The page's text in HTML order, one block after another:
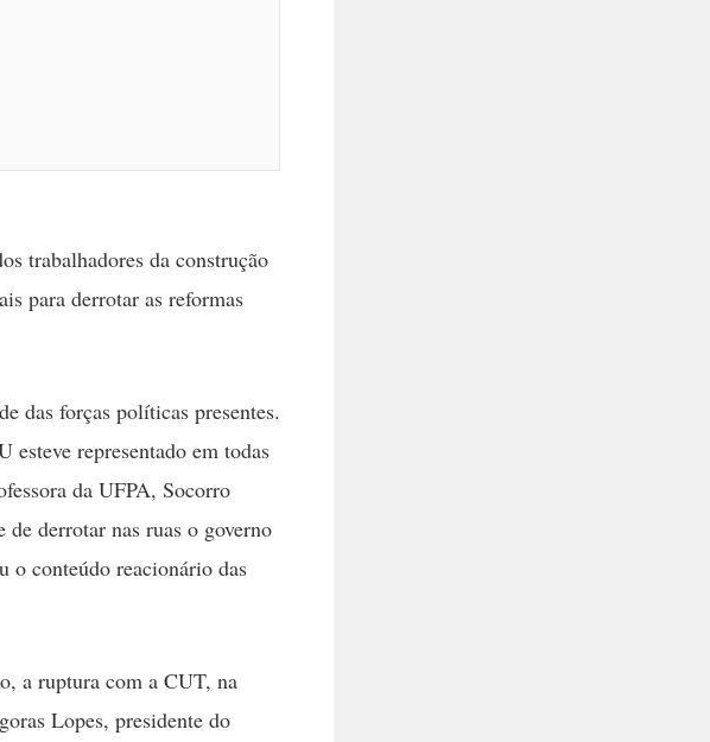
trabalhadores da construção
para derrotar as reformas
das forças políticas presentes.
esteve representado em todas
da UFPA, Socorro
derrotar nas ruas o governo
o conteúdo reacionário das
a ruptura com a CUT, na
Lopes, presidente do